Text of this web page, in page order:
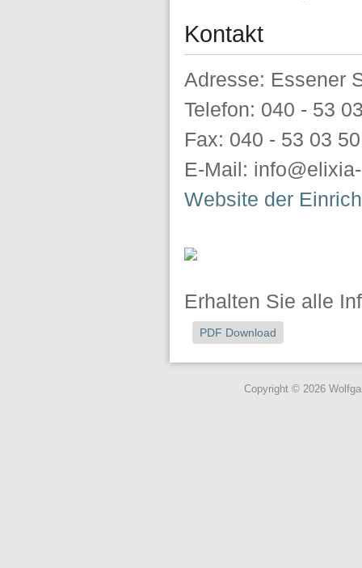
Kontakt
Adresse: Essener
Telefon: 040 - 53
Fax: 040 - 53 03
E-Mail:
Website der
Erhalten Sie alle
PDF Download
Copyright © 2026